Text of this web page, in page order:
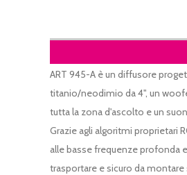
ART 945-A è un diffusore
titanio/neodimio da 4", un
tutta la zona d'ascolto e un
Grazie agli algoritmi proprietari
alle basse frequenze profonda
trasportare e sicuro da